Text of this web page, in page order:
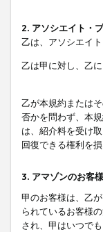
2. アソシエイト・
乙は、アソシエイ
乙は甲に対し、乙
乙が本規約または
否かを問わず、本
は、紹介料を受け
回復できる権利を
3. アマゾンのお客様
甲のお客様は、乙
られているお客様
され、甲はいつで